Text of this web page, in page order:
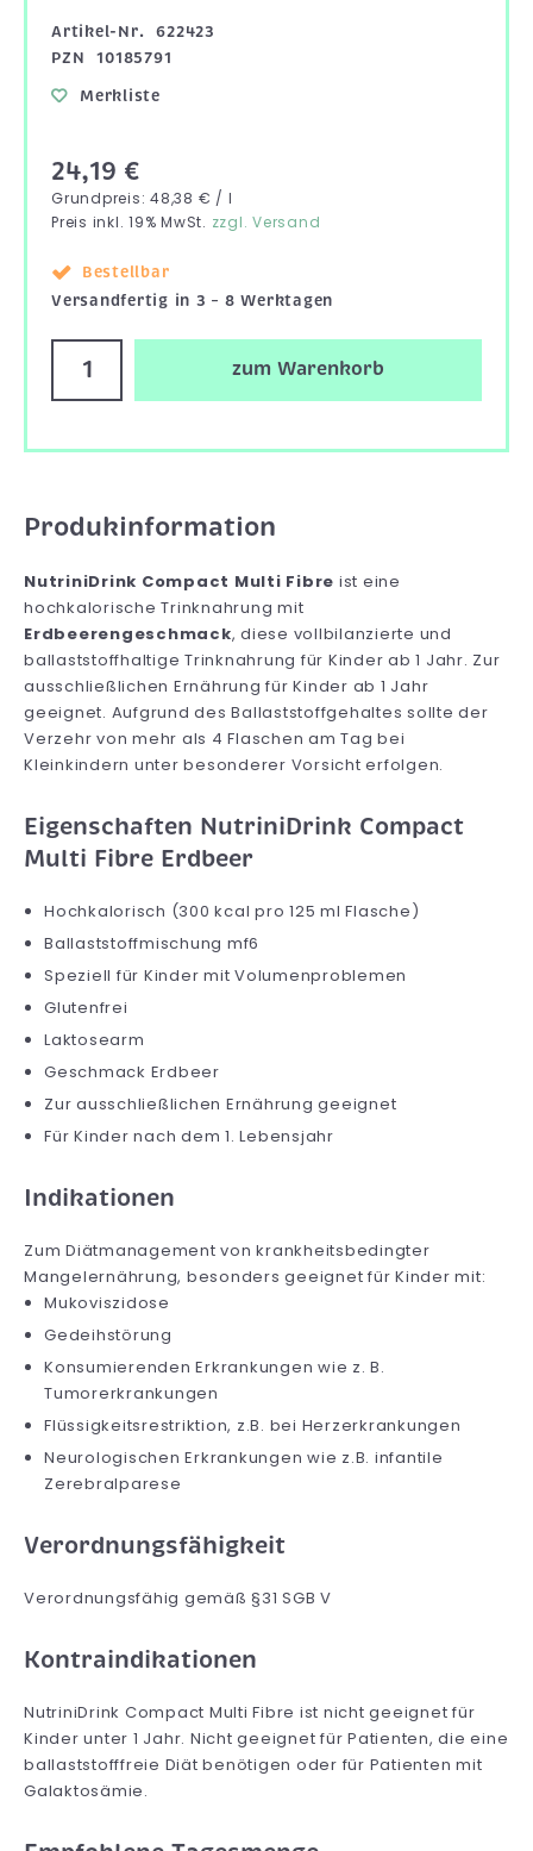
Artikel-Nr.
622423
PZN
10185791
Merkliste
24,19 €
Grundpreis: 48,38 € / l
Preis inkl. 19% MwSt. zzgl. Versand
Bestellbar
Versandfertig in 3 – 8 Werktagen
zum Warenkorb
Produkinformation
NutriniDrink Compact Multi Fibre ist eine
hochkalorische Trinknahrung mit
Erdbeerengeschmack, diese vollbilanzierte und
ballaststoffhaltige Trinknahrung für Kinder ab 1 Jahr. Zur
ausschließlichen Ernährung für Kinder ab 1 Jahr
geeignet. Aufgrund des Ballaststoffgehaltes sollte der
Verzehr von mehr als 4 Flaschen am Tag bei
Kleinkindern unter besonderer Vorsicht erfolgen.
Eigenschaften NutriniDrink Compact
Multi Fibre Erdbeer
Hochkalorisch (300 kcal pro 125 ml Flasche)
Ballaststoffmischung mf6
Speziell für Kinder mit Volumenproblemen
Glutenfrei
Laktosearm
Geschmack Erdbeer
Zur ausschließlichen Ernährung geeignet
Für Kinder nach dem 1. Lebensjahr
Indikationen
Zum Diätmanagement von krankheitsbedingter
Mangelernährung, besonders geeignet für Kinder mit:
Mukoviszidose
Gedeihstörung
Konsumierenden Erkrankungen wie z. B.
Tumorerkrankungen
Flüssigkeitsrestriktion, z.B. bei Herzerkrankungen
Neurologischen Erkrankungen wie z.B. infantile
Zerebralparese
Verordnungsfähigkeit
Verordnungsfähig gemäß §31 SGB V
Kontraindikationen
NutriniDrink Compact Multi Fibre ist nicht geeignet für
Kinder unter 1 Jahr. Nicht geeignet für Patienten, die eine
ballaststofffreie Diät benötigen oder für Patienten mit
Galaktosämie.